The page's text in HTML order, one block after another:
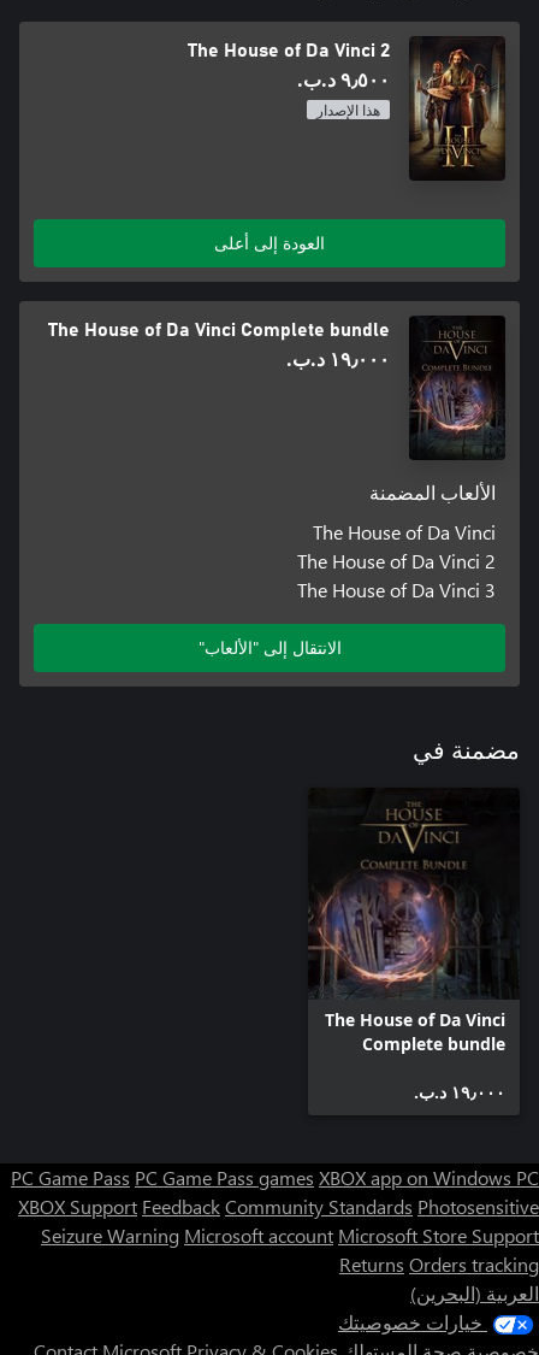
The House of Da Vinci 2
٩٫٥٠٠ د.ب.‏
هذا الإصدار
العودة إلى أعلى
The House of Da Vinci Complete bundle
١٩٫٠٠٠ د.ب.‏
الألعاب المضمنة
The House of Da Vinci
The House of Da Vinci 2
The House of Da Vinci 3
الانتقال إلى "الألعاب"
مضمنة في
The House of Da Vinci
Complete bundle
١٩٫٠٠٠ د.ب.‏
PC Game Pass PC Game Pass games XBOX app on Windows PC
XBOX Support FeedbackCommunity Standards Photosensitive
Seizure Warning Microsoft account Microsoft Store Support
Returns Orders tracking
العربية (البحرين)
خيارات خصوصيتك